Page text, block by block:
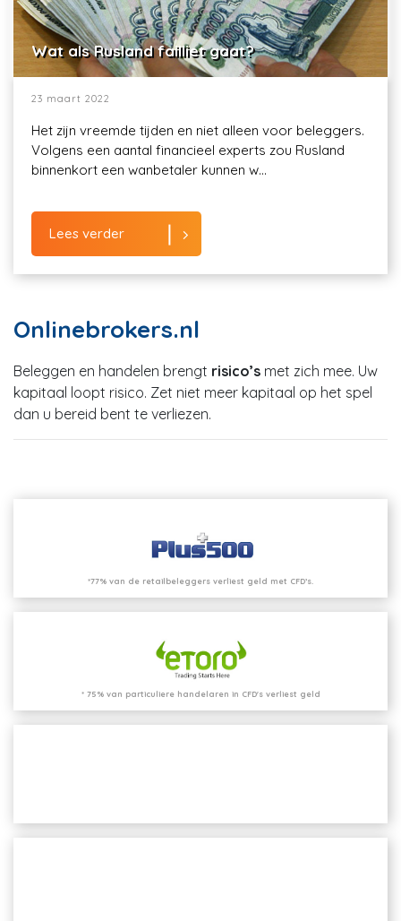
Wat als Rusland failliet gaat?
23 maart 2022
Het zijn vreemde tijden en niet alleen voor beleggers.
Volgens een aantal financieel experts zou Rusland
binnenkort een wanbetaler kunnen w...
Lees verder
Onlinebrokers.nl
Beleggen en handelen brengt risico’s met zich mee. Uw
kapitaal loopt risico. Zet niet meer kapitaal op het spel
dan u bereid bent te verliezen.
*77% van de retailbeleggers verliest geld met CFD’s.
* 75% van particuliere handelaren in CFD's verliest geld